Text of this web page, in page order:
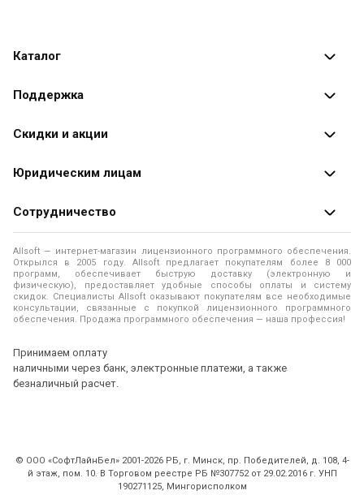
Принимаем оплату
наличными через банк, электронные платежи, а также
безналичный расчет.
Каталог
Каталог программ
Поддержка
Оплата заказов
Доставка заказа
Помощь
Правила продажи
Политика использования файлов Cookie
Скидки и акции
Специальные
Юридическим лицам
Продажа программ юридическим лицам
О лицензировании программного обеспечения
Программы для компьютера
Контакты
Сотрудничество
О магазине
Адреса и телефоны
Новости
Allsoft — интернет-магазин лицензионного программного обеспечения.
Открылся в 2005 году. Allsoft предлагает покупателям более 8 000
программ, обеспечивает быструю доставку (электронную и
физическую), предоставляет удобные способы оплаты и систему
скидок. Специалисты Allsoft оказывают покупателям все необходимые
консультации, связанные с покупкой лицензионного программного
обеспечения. Продажа программного обеспечения — наша профессия!
© ООО «СофтЛайнБел» 2001-2026 РБ, г. Минск, пр. Победителей, д. 108, 4-
й этаж, пом. 10. В Торговом реестре РБ №307752 от 29.02.2016 г. УНП
190271125, Мингорисполком